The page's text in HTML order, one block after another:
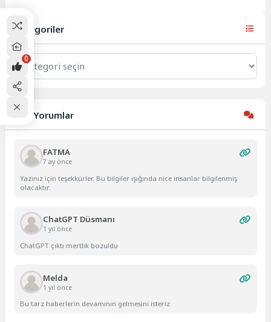
Kategoriler
Kategoriler
Son Yorumlar
FATMA
7 ay önce
Yazınız için teşekkürler. Bu bilgiler ışığında nice insanlar bilgilenmiş
olacaktır.
ChatGPT Düsmanı
1 yıl önce
ChatGPT çıktı mertlik bozuldu
Melda
1 yıl önce
Bu tarz haberlerin devamının gelmesini isteriz
0